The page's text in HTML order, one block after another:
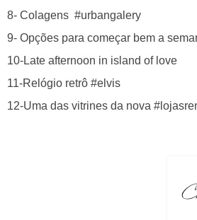
8- Colagens #urbangalery
9- Opções para começar bem a
10-Late afternoon in island of love
11-Relógio retrô #elvis
12-Uma das vitrines da nova